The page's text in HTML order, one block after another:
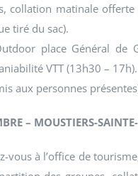
collation matinale
tiré du sac).
place Général de
VTT (13h30 –
aux personnes
– MOUSTIERS-
vous à l’office de